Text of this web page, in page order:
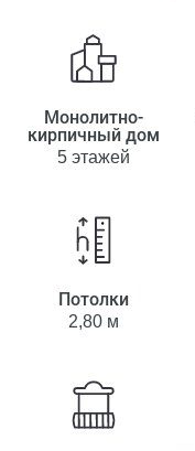
Монолитно-
кирпичный дом
5 этажей
Потолки
2,80 м